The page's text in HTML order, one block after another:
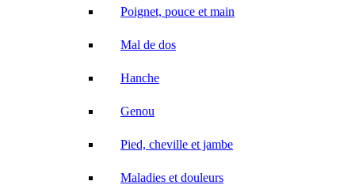
Poignet, pouce et main
Mal de dos
Hanche
Genou
Pied, cheville et jambe
Maladies et douleurs